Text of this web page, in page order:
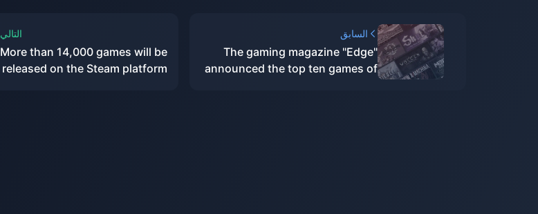
السابق
The gaming magazine "Edge"
announced the top ten games of
التالي
More than 14,000 games will be
released on the Steam platform